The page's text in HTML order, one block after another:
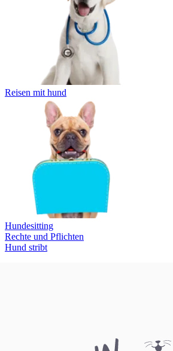
Reisen mit hund
Hundesitting
Rechte und Pflichten
Hund stribt